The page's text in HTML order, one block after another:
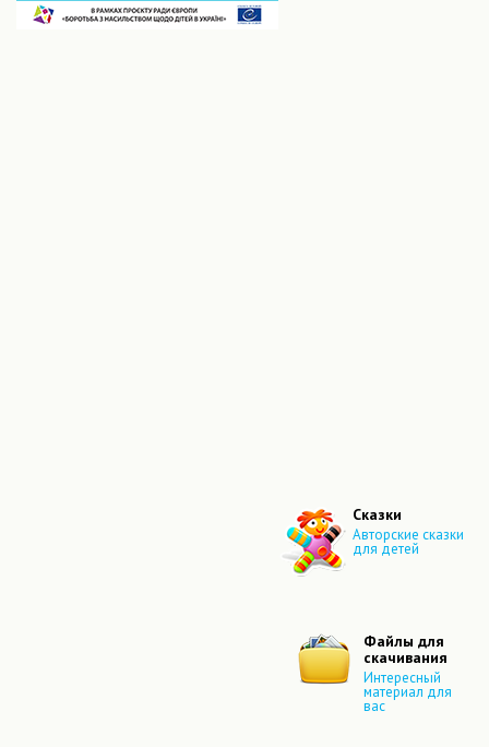
Сказки
Авторские сказки
для детей
Файлы для
скачивания
Интересный
материал для
вас